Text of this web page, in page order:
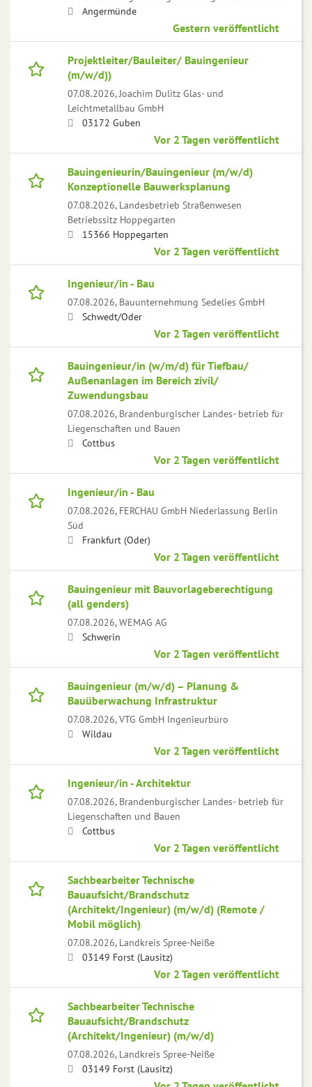
Angermünde
Gestern veröffentlicht
Projektleiter/Bauleiter/ Bauingenieur
(m/w/d))
07.08.2026,Joachim Dulitz Glas- und
Leichtmetallbau GmbH
03172 Guben
Vor 2 Tagen veröffentlicht
Bauingenieurin/Bauingenieur (m/w/d)
Konzeptionelle Bauwerksplanung
07.08.2026, Landesbetrieb Straßenwesen
Betriebssitz Hoppegarten
15366 Hoppegarten
Vor 2 Tagen veröffentlicht
Ingenieur/in - Bau
07.08.2026, Bauunternehmung Sedelies GmbH
Schwedt/Oder
Vor 2 Tagen veröffentlicht
Bauingenieur/in (w/m/d) für Tiefbau/
Außenanlagen im Bereich zivil/
Zuwendungsbau
07.08.2026, Brandenburgischer Landes- betrieb für
Liegenschaften und Bauen
Cottbus
Vor 2 Tagen veröffentlicht
Ingenieur/in - Bau
07.08.2026, FERCHAU GmbH Niederlassung Berlin
Süd
Frankfurt (Oder)
Vor 2 Tagen veröffentlicht
Bauingenieur mit Bauvorlageberechtigung
(all genders)
07.08.2026,WEMAG AG
Schwerin
Vor 2 Tagen veröffentlicht
Bauingenieur (m/w/d) – Planung &
Bauüberwachung Infrastruktur
07.08.2026,VTG GmbH Ingenieurbüro
Wildau
Vor 2 Tagen veröffentlicht
Ingenieur/in - Architektur
07.08.2026, Brandenburgischer Landes- betrieb für
Liegenschaften und Bauen
Cottbus
Vor 2 Tagen veröffentlicht
Sachbearbeiter Technische
Bauaufsicht/Brandschutz
(Architekt/Ingenieur) (m/w/d) (Remote /
Mobil möglich)
07.08.2026, Landkreis Spree-Neiße
03149 Forst (Lausitz)
Vor 2 Tagen veröffentlicht
Sachbearbeiter Technische
Bauaufsicht/Brandschutz
(Architekt/Ingenieur) (m/w/d)
07.08.2026, Landkreis Spree-Neiße
03149 Forst (Lausitz)